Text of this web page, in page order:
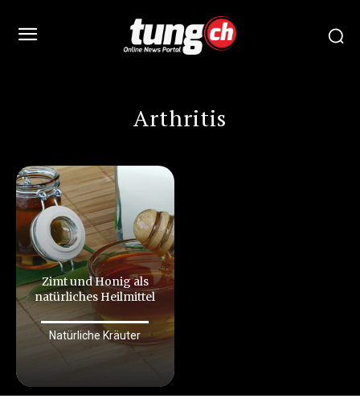
Arthritis
Zimt und Honig als
natürliches Heilmittel
Natürliche Kräuter